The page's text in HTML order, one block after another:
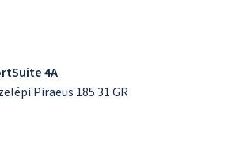
4A
Piraeus 185 31 GR